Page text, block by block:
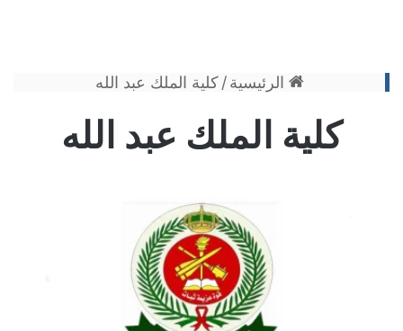
الرئيسية / كلية الملك عبد الله
كلية الملك عبد الله